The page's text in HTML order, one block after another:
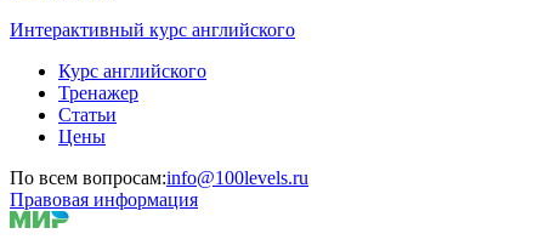
Интерактивный курс английского
Курс английского
Тренажер
Статьи
Цены
По всем вопросам:info@100levels.ru
Правовая информация